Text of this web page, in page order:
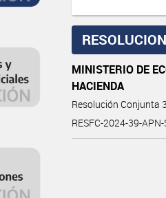
MINISTERIO DE
HACIENDA
Resolución Conjunta
RESFC-2024-39-